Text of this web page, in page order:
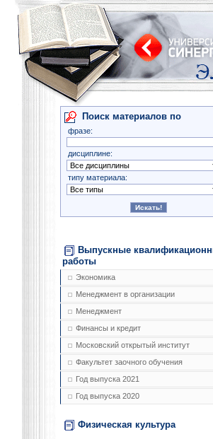
Поиск материалов по
фразе:
дисциплине:
типу материала:
Выпускные
работы
Экономика
Менеджмент в организации
Менеджмент
Финансы и кредит
Московский открытый институт
Факультет заочного обучения
Год выпуска 2021
Год выпуска 2020
Физическая культура